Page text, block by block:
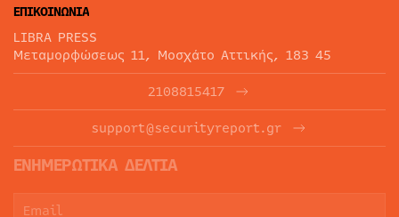
ΕΠΙΚΟΙΝΩΝΙΑ
LIBRA PRESS
Μεταμορφώσεως 11, Μοσχάτο Αττικής, 183 45
2108815417
support@securityreport.gr
ΕΝΗΜΕΡΩΤΙΚΑ ΔΕΛΤΙΑ